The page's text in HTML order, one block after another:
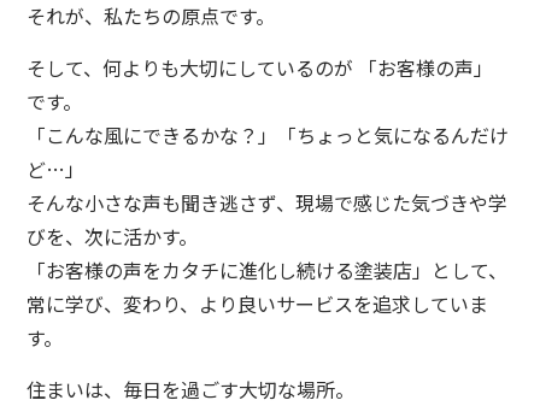
それが、私たちの原点です。
そして、何よりも大切にしているのが 「お客様の声」
です。
「こんな風にできるかな？」「ちょっと気になるんだけ
ど…」
そんな小さな声も聞き逃さず、現場で感じた気づきや学
びを、次に活かす。
「お客様の声をカタチに進化し続ける塗装店」として、
常に学び、変わり、より良いサービスを追求していま
す。
住まいは、毎日を過ごす大切な場所。